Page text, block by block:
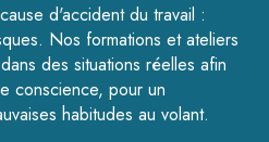
d'accident du travail :
Nos formations etateliers
des situations réelles afin
conscience, pour un
habitudes au volant.